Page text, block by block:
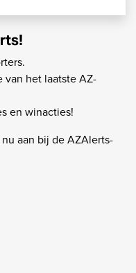
van het laatste AZ-
en winacties!
aan bij de AZAlerts-